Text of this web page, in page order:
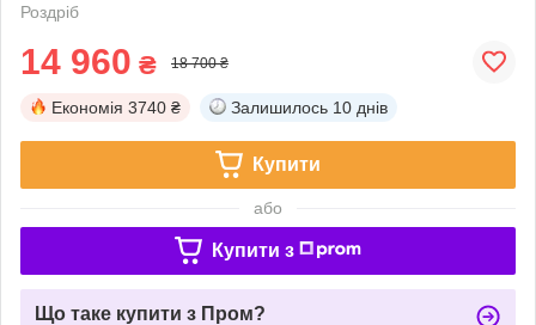
Роздріб
14 960 ₴ 18 700 ₴
Економія 3740 ₴ Залишилось 10 днів
Купити
або
Купити з
Що таке купити з Пром?